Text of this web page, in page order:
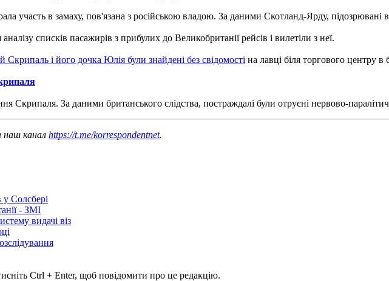
участь в замаху, пов'язана з російською владою. За даними Скотланд-Ярду, підозрювані
списків пасажирів з прибулих до Великобританії рейсів і вилетіли з неї.
Скрипаль і його дочка Юлія були знайдені без свідомості на лавці біля торгового центру в
Скрипаля. За даними британського слідства, постраждалі були отруєні нервово-
наш канал https://t.me/korrespondentnet.
Солсбері
- ЗМІ
видачі віз
Ctrl + Enter, щоб повідомити про це редакцію.